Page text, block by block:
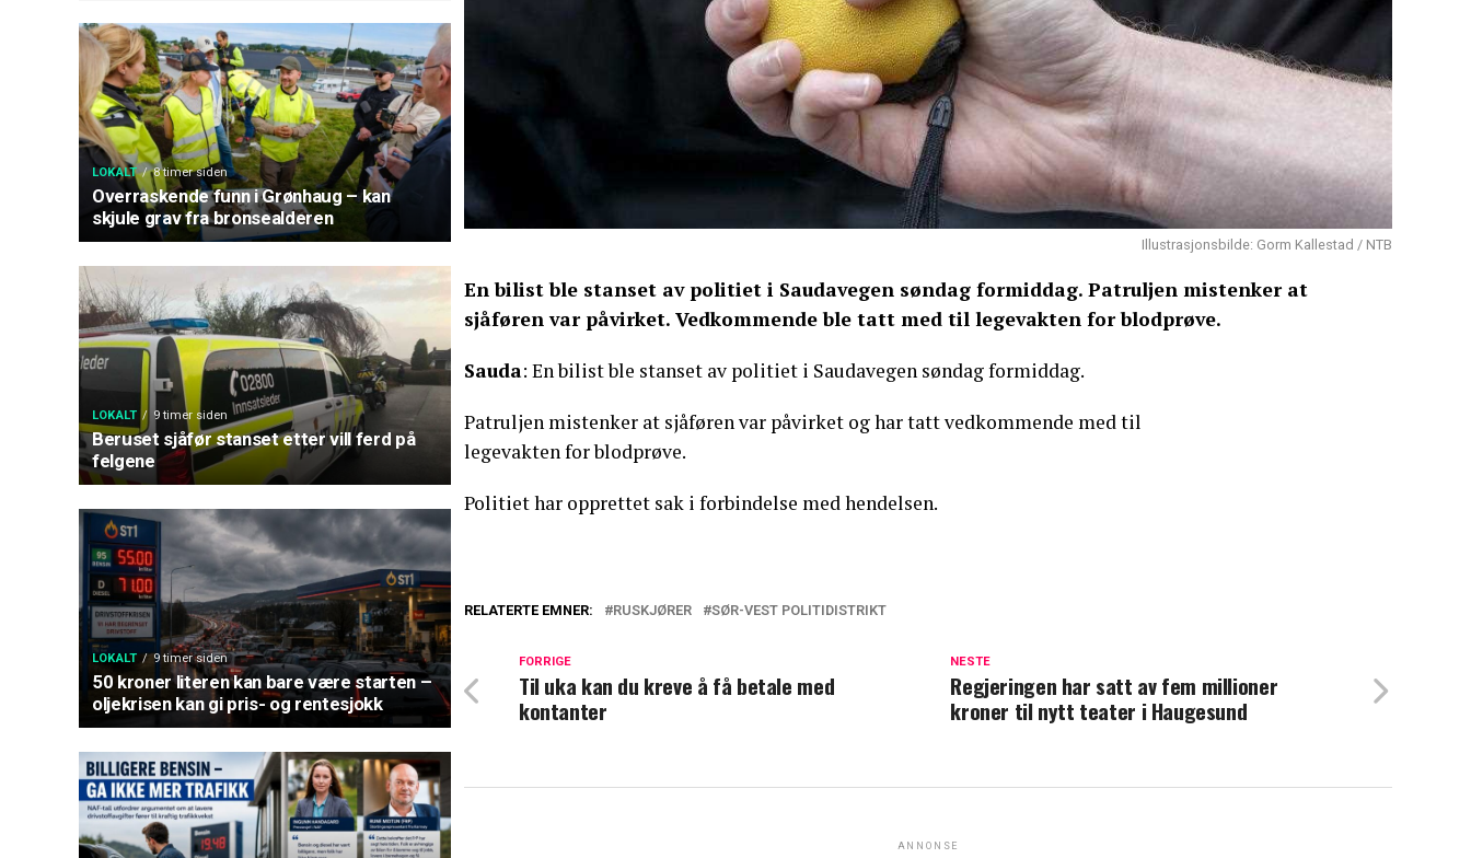
LOKALT 8 timer siden
Overraskende funn i Grønhaug – kan
skjule grav fra bronsealderen
LOKALT 9 timer siden
Beruset sjåfør stanset etter vill ferd på
felgene
LOKALT 9 timer siden
50 kroner literen kan bare være starten –
oljekrisen kan gi pris- og rentesjokk
Illustrasjonsbilde: Gorm Kallestad / NTB
En bilist ble stanset av politiet i Saudavegen søndag formiddag. Patruljen mistenker at
sjåføren var påvirket. Vedkommende ble tatt med til legevakten for blodprøve.
Sauda: En bilist ble stanset av politiet i Saudavegen søndag formiddag.
Patruljen mistenker at sjåføren var påvirket og har tatt vedkommende med til
legevakten for blodprøve.
Politiet har opprettet sak i forbindelse med hendelsen.
RELATERTE EMNER: RUSKJØRER SØR-VEST POLITIDISTRIKT
NESTE
Regjeringen har satt av fem millioner
kroner til nytt teater i Haugesund
FORRIGE
Til uka kan du kreve å få betale med
kontanter
ANNONSE